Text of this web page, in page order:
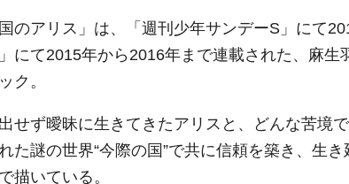
のアリス」は、「週刊少年サンデーS」にて
にて2015年から2016年まで連載された、麻
ク。
せず曖昧に生きてきたアリスと、どんな苦境
た謎の世界“今際の国”で共に信頼を築き、生
描いている。